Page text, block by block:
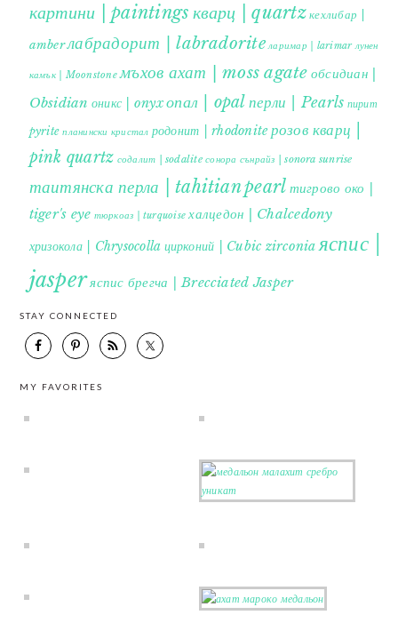
картини | paintings кварц | quartzкехлибар |
amberлабрадорит | labradorite ларимар | larimar лунен
камък | Moonstone мъхов ахат | moss agate обсидиан |
Obsidian оникс | onyxопал | opal перли | Pearls пирит |
pyrite планински кристал родонит | rhodonite розов кварц |
pink quartz содалит | sodalite сонора сънрайз | sonora sunrise
таитянска перла | tahitian pearl тигрово око |
tiger's eye тюркоаз | turquoise халцедон | Chalcedony
хризокола | Chrysocolla цирконий | Cubic zirconia яспис |
jasperяспис брегча | Brecciated Jasper
STAY CONNECTED
MY FAVORITES